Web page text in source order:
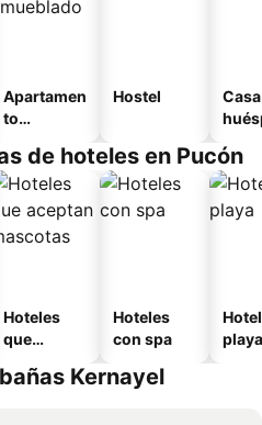
Apartamen
to
o
Hostel
de hoteles en Pucón
Hoteles
que
mascotas
Hoteles
con spa
playa
Kernayel